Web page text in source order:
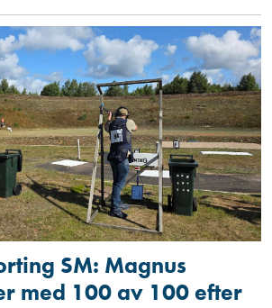
SM: Magnus
med 100 av 100 efter